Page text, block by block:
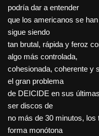
podría dar a entender
que los americanos se
sigue siendo
tan brutal, rápida y feroz
algo más controlada,
cohesionada, coherente y
el gran problema
de DEICIDE en sus
ser discos de
no más de 30 minutos,
forma monótona